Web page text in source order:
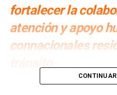
fortalecer la
atención y apoyo
connacionales